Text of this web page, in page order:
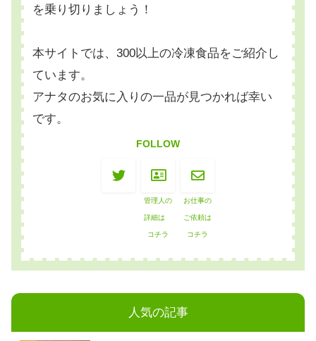
を乗り切りましょう！
本サイトでは、300以上の冷凍食品をご紹介し
ています。
アナタのお気に入りの一品が見つかれば幸い
です。
FOLLOW
管理人の
詳細は
コチラ
お仕事の
ご依頼は
コチラ
人気の記事